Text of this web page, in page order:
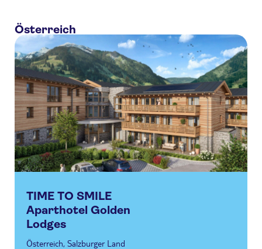
Österreich
TIME TO SMILE
Aparthotel Golden
Lodges
Österreich, Salzburger Land